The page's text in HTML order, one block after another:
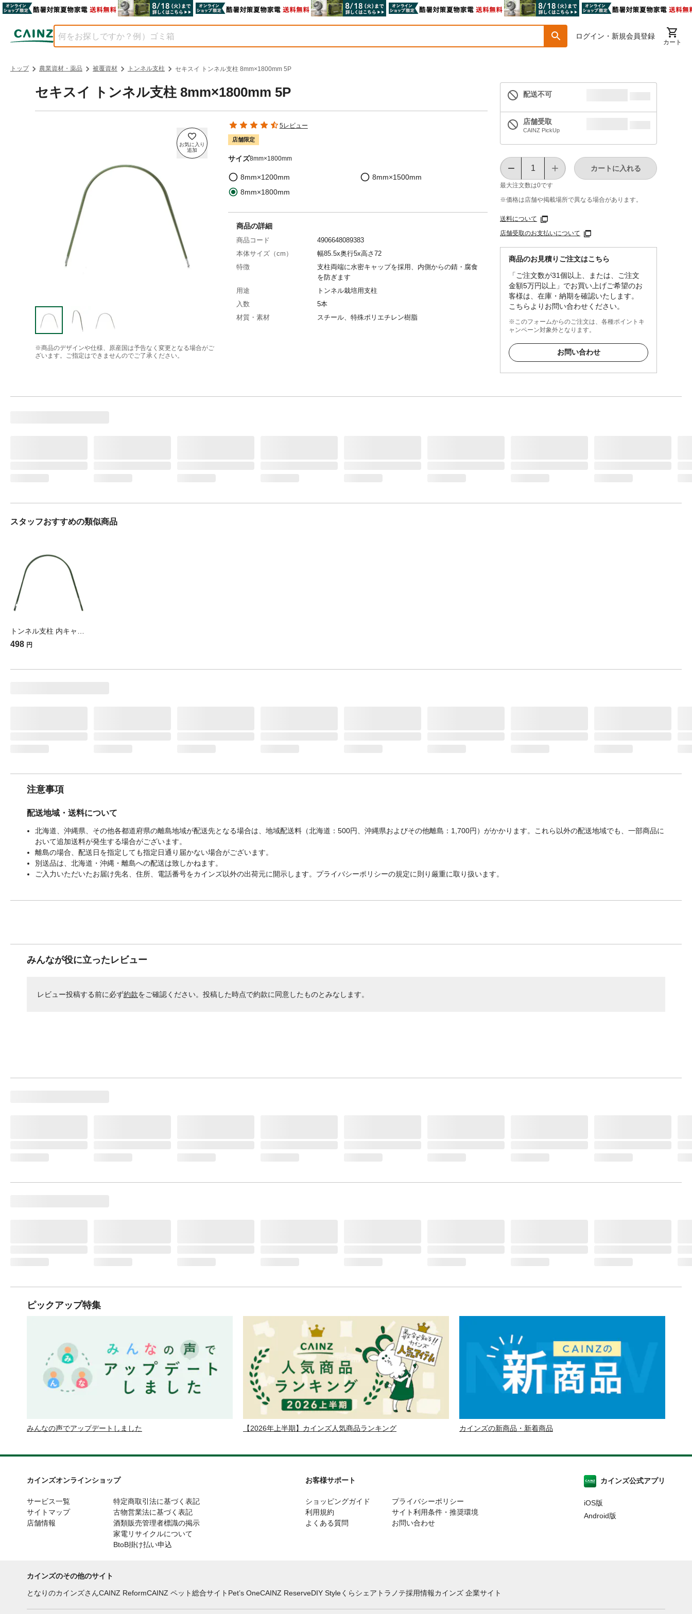
ログイン・新規会員登録
カート
トップ 農業資材・薬品 被覆資材 トンネル支柱 セキスイ トンネル支柱 8mm×1800mm 5P
セキスイ トンネル支柱 8mm×1800mm 5P
※商品のデザインや仕様、原産国は予告なく変更となる場合がご
ざいます。ご指定はできませんのでご了承ください。
5レビュー
店舗限定
サイズ8mm×1800mm
8mm×1200mm
8mm×1500mm
8mm×1800mm
配送不可
店舗受取
CAINZ PickUp
最大注文数は0です
カートに入れる
※価格は​店舗や​掲載場所で​異なる​場合が​あります。
送料について
店舗受取のお支払いについて
商品のお見積りご注文はこちら
「ご注文数が31個以上、または、ご注文
金額5万円以上」でお買い上げご希望のお
客様は、在庫・納期を確認いたします。
こちらよりお問い合わせください。
※このフォームからのご注文は、各種ポイントキ
ャンペーン対象外となります。
お問い合わせ
商品の詳細
商品コード
4906648089383
本体サイズ（cm）
幅85.5x奥行5x高さ72
特徴
支柱両端に水密キャップを採用、内側からの錆・腐食
を防ぎます
用途
トンネル栽培用支柱
入数
5本
材質・素材
スチール、特殊ポリエチレン樹脂
スタッフおすすめの類似商品
498 円
注意事項
配送地域・送料について
北海道、沖縄県、その他各都道府県の離島地域が配送先となる場合は、地域配送料（北海道：500円、沖縄県およびその他離島：1,700円）がかかります。これら以外の配送地域でも、一部商品に
おいて追加送料が発生する場合がございます。
離島の場合、配送日を指定しても指定日通り届かない場合がございます。
別送品は、北海道・沖縄・離島への配送は致しかねます。
ご入力いただいたお届け先名、住所、電話番号をカインズ以外の出荷元に開示します。プライバシーポリシーの規定に則り厳重に取り扱います。
みんなが役に立ったレビュー
レビュー投稿する前に必ず約款をご確認ください。投稿した時点で約款に同意したものとみなします。
ピックアップ特集
みんなの声でアップデートしました 【2026年上半期】カインズ人気商品ランキング カインズの新商品・新着商品
カインズオンラインショップ
サービス一覧
サイトマップ
店舗情報
特定商取引法に基づく表記
古物営業法に基づく表記
酒類販売管理者標識の掲示
家電リサイクルについて
BtoB掛け払い申込
お客様サポート
ショッピングガイド
利用規約
よくある質問
プライバシーポリシー
サイト利用条件・推奨環境
お問い合わせ
カインズ公式アプリ
iOS版
Android版
カインズのその他のサイト
となりのカインズさんCAINZ ReformCAINZ ペット総合サイト Pet’s OneCAINZ ReserveDIY Styleくらシェア トラノテ採用情報カインズ 企業サイト